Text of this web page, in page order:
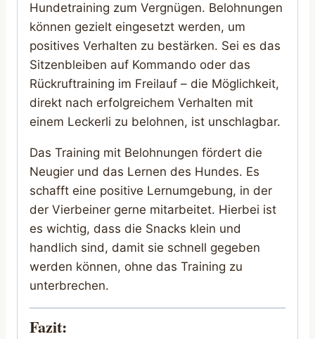
Hundetraining zum Vergnügen. Belohnungen
können gezielt eingesetzt werden, um
positives Verhalten zu bestärken. Sei es das
Sitzenbleiben auf Kommando oder das
Rückruftraining im Freilauf – die Möglichkeit,
direkt nach erfolgreichem Verhalten mit
einem Leckerli zu belohnen, ist unschlagbar.
Das Training mit Belohnungen fördert die
Neugier und das Lernen des Hundes. Es
schafft eine positive Lernumgebung, in der
der Vierbeiner gerne mitarbeitet. Hierbei ist
es wichtig, dass die Snacks klein und
handlich sind, damit sie schnell gegeben
werden können, ohne das Training zu
unterbrechen.
Fazit: